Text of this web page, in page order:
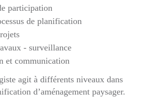
participation
de planification
- surveillance
et communication
agit à différents niveaux dans
d’aménagement paysager.